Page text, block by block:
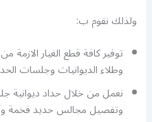
ولذلك نقوم ب:
توفير كافة قطع الغيار
وطلاء الديوانيات وجلسات
نعمل من خلال حداد
وتفصيل مجالس حديد فخمة